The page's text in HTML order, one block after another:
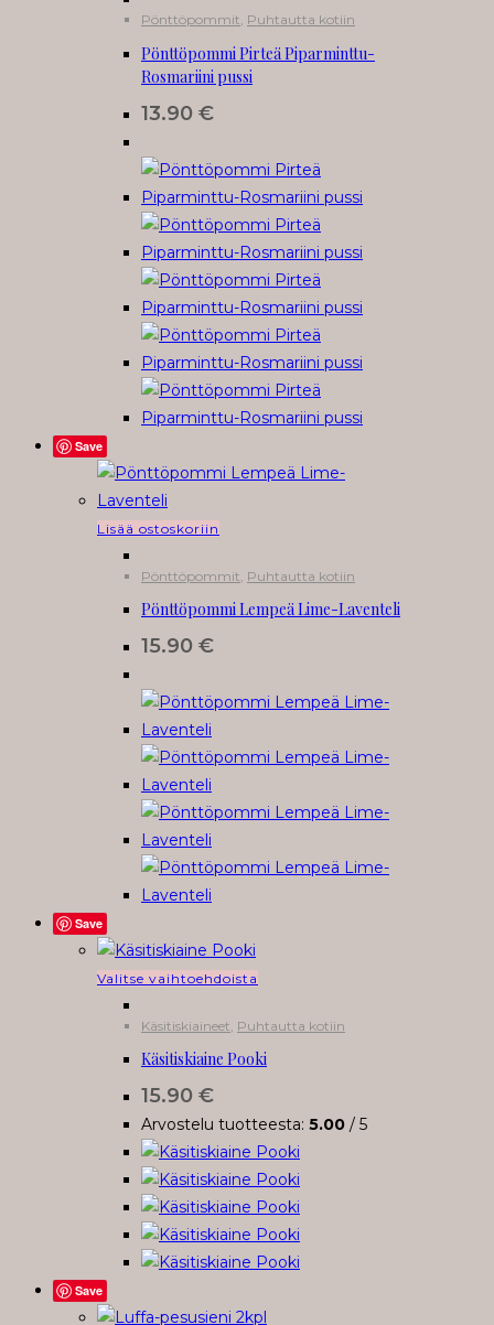
Pönttöpommit, Puhtautta kotiin
Pönttöpommi Pirteä Piparminttu-
Rosmariini pussi
13.90 €
Save
Lisää ostoskoriin
Pönttöpommit Puhtautta kotiin
Pönttöpommi Lempeä Lime-Laventeli
15.90 €
Save
Valitse vaihtoehdoistaTällä
on
useampi
tehdä
valinnat
tuotteen
sivulla.
Käsitiskiaineet Puhtautta kotiin
Käsitiskiaine Pooki
15.90 €
Arvostelu tuotteesta: 5.00 / 5
Save